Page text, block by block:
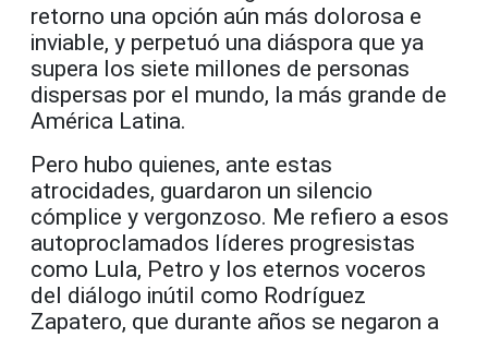
retorno una opción aún más dolorosa e
inviable, y perpetuó una diáspora que ya
supera los siete millones de personas
dispersas por el mundo, la más grande de
América Latina.
Pero hubo quienes, ante estas
atrocidades, guardaron un silencio
cómplice y vergonzoso. Me refiero a esos
autoproclamados líderes progresistas
como Lula, Petro y los eternos voceros
del diálogo inútil como Rodríguez
Zapatero, que durante años se negaron a